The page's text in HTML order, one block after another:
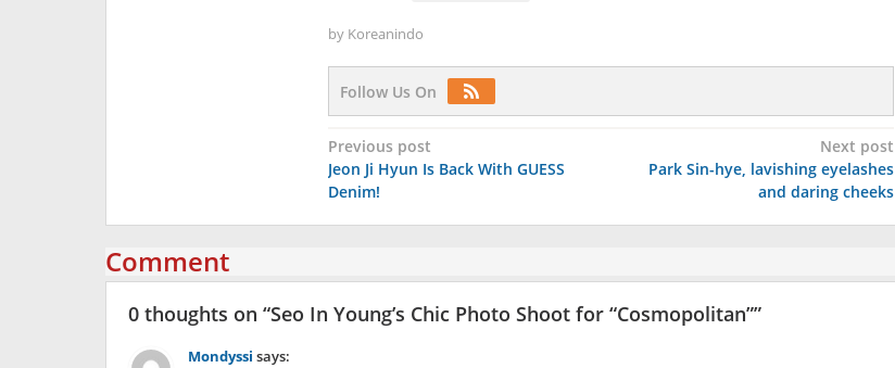
by Koreanindo
Follow Us On
Post
navigation
Previous post
Jeon Ji Hyun Is Back With GUESS
Denim!
Next post
Park Sin-hye, lavishing eyelashes
and daring cheeks
Comment
0 thoughts on “Seo In Young’s Chic Photo Shoot for “Cosmopolitan””
Mondyssi says: